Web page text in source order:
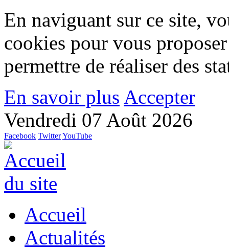
En naviguant sur ce site,
cookies pour vous
permettre de réaliser des
En savoir plus Accepter
Vendredi 07 Août 2026
Facebook TwitterYouTube
Accueil
Actualités